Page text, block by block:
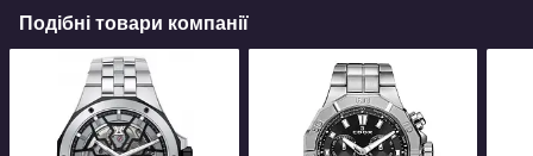
Подібні товари компанії